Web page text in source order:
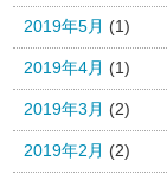
2019年5月 (1)
2019年4月 (1)
2019年3月 (2)
2019年2月 (2)